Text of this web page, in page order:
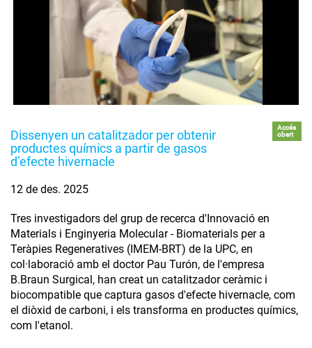
Dissenyen un catalitzador per obtenir
productes químics a partir de gasos
d’efecte hivernacle
Accés
obert
12 de des. 2025
Tres investigadors del grup de recerca d'Innovació en
Materials i Enginyeria Molecular - Biomaterials per a
Teràpies Regeneratives (IMEM-BRT) de la UPC, en
col·laboració amb el doctor Pau Turón, de l'empresa
B.Braun Surgical, han creat un catalitzador ceràmic i
biocompatible que captura gasos d'efecte hivernacle, com
el diòxid de carboni, i els transforma en productes químics,
com l'etanol.